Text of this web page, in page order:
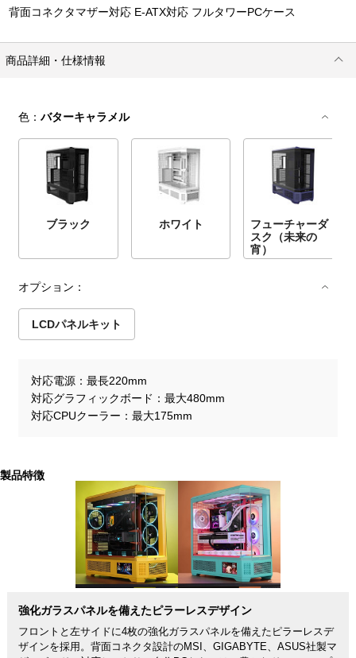
背面コネクタマザー対応 E-ATX対応 フルタワーPCケース
商品詳細・仕様情報
色：バターキャラメル
ブラック ホワイト
フューチャーダ
スク（未来の
宵）
オプション：
LCDパネルキット
対応電源
最長220mm
対応グラフィックボード
最大480mm
対応CPUクーラー
最大175mm
製品特徴
強化ガラスパネルを備えたピラーレスデザイン
フロントと左サイドに4枚の強化ガラスパネルを備えたピラーレスデ
ザインを採用。背面コネクタ設計のMSI、GIGABYTE、ASUS社製マ